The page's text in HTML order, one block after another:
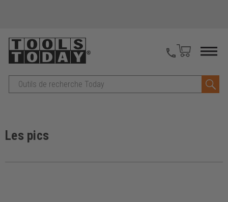
Recherche
Les pics